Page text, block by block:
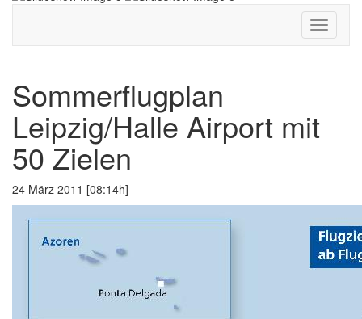
Toggle
Sommerflugplan
Leipzig/Halle Airport mit
50 Zielen
24 März 2011 [08:14h]